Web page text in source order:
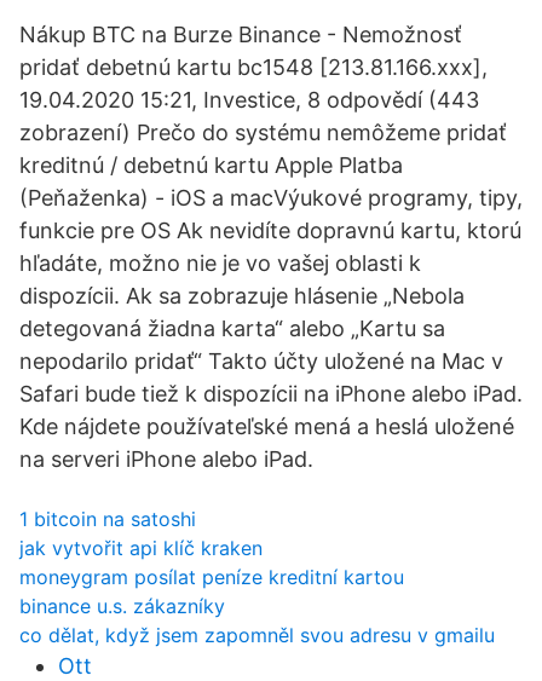
Nákup BTC na Burze Binance - Nemožnosť
pridať debetnú kartu bc1548 [213.81.166.xxx],
19.04.2020 15:21, Investice, 8 odpovědí (443
zobrazení) Prečo do systému nemôžeme pridať
kreditnú / debetnú kartu Apple Platba
(Peňaženka) - iOS a macVýukové programy, tipy,
funkcie pre OS Ak nevidíte dopravnú kartu, ktorú
hľadáte, možno nie je vo vašej oblasti k
dispozícii. Ak sa zobrazuje hlásenie „Nebola
detegovaná žiadna karta“ alebo „Kartu sa
nepodarilo pridať“ Takto účty uložené na Mac v
Safari bude tiež k dispozícii na iPhone alebo iPad.
Kde nájdete používateľské mená a heslá uložené
na serveri iPhone alebo iPad.
1 bitcoin na satoshi
jak vytvořit api klíč kraken
moneygram posílat peníze kreditní kartou
binance u.s. zákazníky
co dělat, když jsem zapomněl svou adresu v gmailu
Ott